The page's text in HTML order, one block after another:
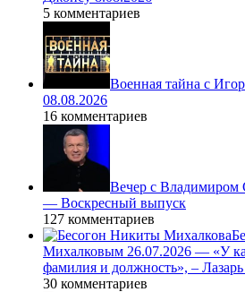
5 комментариев
Военная тайна с
08.08.2026
16 комментариев
Вечер с Владимиром
— Воскресный выпуск
127 комментариев
Михалковым 26.07.2026 — «У
фамилия и должность», –
30 комментариев